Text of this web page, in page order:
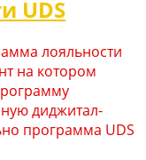
UDS
лояльности
на котором
диджитал-
программа UDS